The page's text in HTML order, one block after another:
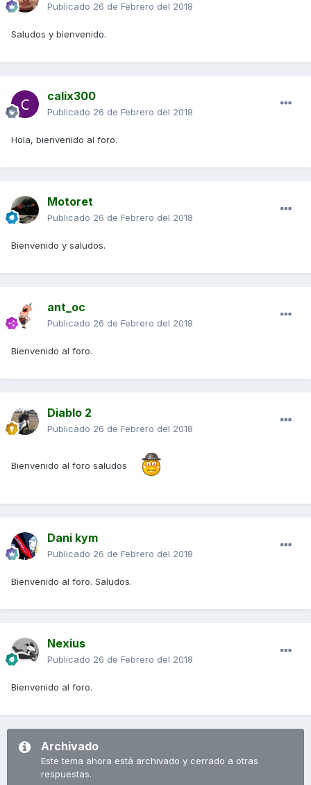
Publicado 26 de Febrero del 2018
Saludos y bienvenido.
calix300
Publicado 26 de Febrero del 2018
Hola, bienvenido al foro.
Motoret
Publicado 26 de Febrero del 2018
Bienvenido y saludos.
ant_oc
Publicado 26 de Febrero del 2018
Bienvenido al foro.
Diablo 2
Publicado 26 de Febrero del 2018
Bienvenido al foro saludos
Dani kym
Publicado 26 de Febrero del 2018
Bienvenido al foro. Saludos.
Nexius
Publicado 26 de Febrero del 2018
Bienvenido al foro.
Archivado
Este tema ahora está archivado y cerrado a otras
respuestas.